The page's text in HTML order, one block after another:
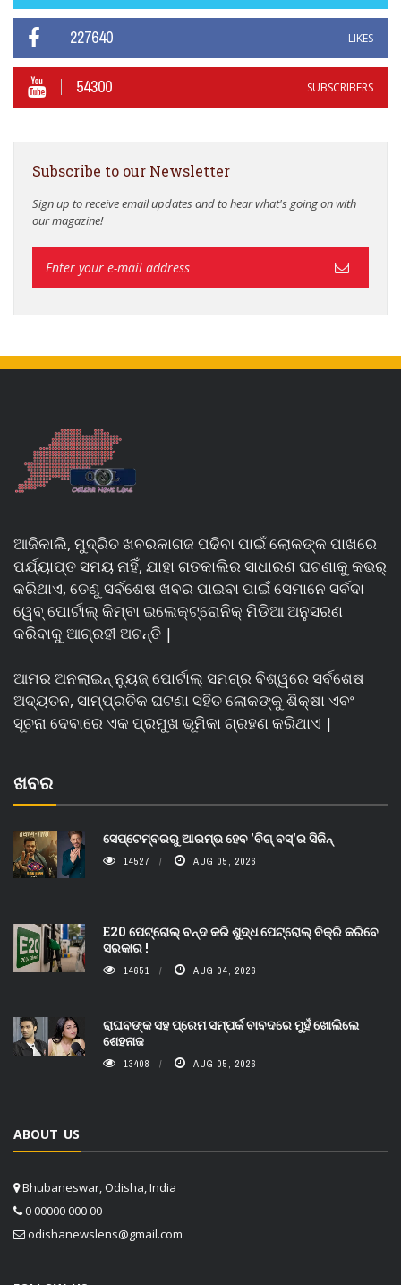
227640 LIKES
54300 SUBSCRIBERS
Subscribe to our Newsletter
Sign up to receive email updates and to hear what's going on with
our magazine!
ଆଜିକାଲି, ମୁଦ୍ରିତ ଖବରକାଗଜ ପଢିବା ପାଇଁ ଲୋକଙ୍କ ପାଖରେ
ପର୍ଯ୍ୟାପ୍ତ ସମୟ ନାହିଁ, ଯାହା ଗତକାଲିର ସାଧାରଣ ଘଟଣାକୁ କଭର୍
କରିଥାଏ, ତେଣୁ ସର୍ବଶେଷ ଖବର ପାଇବା ପାଇଁ ସେମାନେ ସର୍ବଦା
ୱେବ୍ ପୋର୍ଟାଲ୍ କିମ୍ବା ଇଲେକ୍ଟ୍ରୋନିକ୍ ମିଡିଆ ଅନୁସରଣ
କରିବାକୁ ଆଗ୍ରହୀ ଅଟନ୍ତି |
ଆମର ଅନଲାଇନ୍ ନ୍ୟୁଜ୍ ପୋର୍ଟାଲ୍ ସମଗ୍ର ବିଶ୍ୱରେ ସର୍ବଶେଷ
ଅଦ୍ୟତନ, ସାମ୍ପ୍ରତିକ ଘଟଣା ସହିତ ଲୋକଙ୍କୁ ଶିକ୍ଷା ଏବଂ
ସୂଚନା ଦେବାରେ ଏକ ପ୍ରମୁଖ ଭୂମିକା ଗ୍ରହଣ କରିଥାଏ |
ଖବର
ସେପ୍ଟେମ୍ବରରୁ ଆରମ୍ଭ ହେବ 'ବିଗ୍ ବସ୍'ର ସିଜିନ୍
14527 AUG 05, 2026
E20 ପେଟ୍ରୋଲ୍ ବନ୍ଦ କରି ଶୁଦ୍ଧ ପେଟ୍ରୋଲ୍ ବିକ୍ରି କରିବେ
ସରକାର !
14651 AUG 04, 2026
ରାଘବଙ୍କ ସହ ପ୍ରେମ ସମ୍ପର୍କ ବାବଦରେ ମୁହଁ ଖୋଲିଲେ
ଶେହନାଜ
13408 AUG 05, 2026
ABOUT US
Bhubaneswar, Odisha, India
0 00000 000 00
odishanewslens@gmail.com